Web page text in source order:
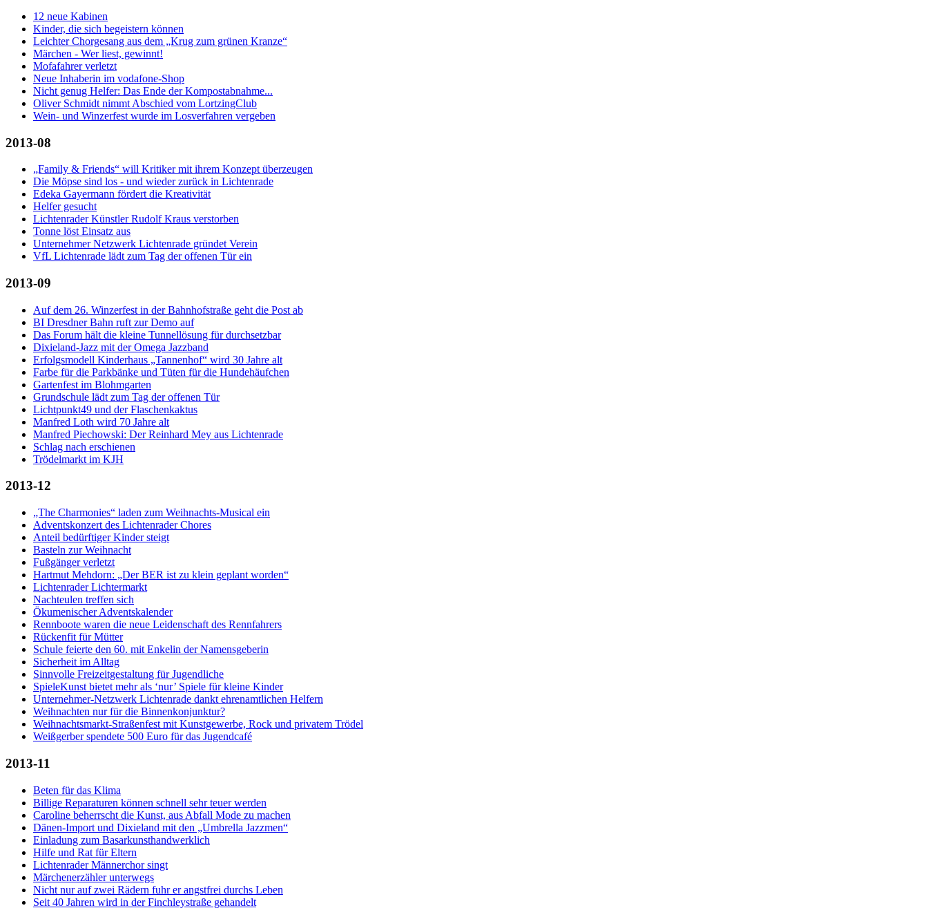
12 neue Kabinen
Kinder, die sich begeistern können
Leichter Chorgesang aus dem „Krug zum grünen Kranze“
Märchen - Wer liest, gewinnt!
Mofafahrer verletzt
Neue Inhaberin im vodafone-Shop
Nicht genug Helfer: Das Ende der Kompostabnahme...
Oliver Schmidt nimmt Abschied vom LortzingClub
Wein- und Winzerfest wurde im Losverfahren vergeben
2013-08
„Family & Friends“ will Kritiker mit ihrem Konzept überzeugen
Die Möpse sind los - und wieder zurück in Lichtenrade
Edeka Gayermann fördert die Kreativität
Helfer gesucht
Lichtenrader Künstler Rudolf Kraus verstorben
Tonne löst Einsatz aus
Unternehmer Netzwerk Lichtenrade gründet Verein
VfL Lichtenrade lädt zum Tag der offenen Tür ein
2013-09
Auf dem 26. Winzerfest in der Bahnhofstraße geht die Post ab
BI Dresdner Bahn ruft zur Demo auf
Das Forum hält die kleine Tunnellösung für durchsetzbar
Dixieland-Jazz mit der Omega Jazzband
Erfolgsmodell Kinderhaus „Tannenhof“ wird 30 Jahre alt
Farbe für die Parkbänke und Tüten für die Hundehäufchen
Gartenfest im Blohmgarten
Grundschule lädt zum Tag der offenen Tür
Lichtpunkt49 und der Flaschenkaktus
Manfred Loth wird 70 Jahre alt
Manfred Piechowski: Der Reinhard Mey aus Lichtenrade
Schlag nach erschienen
Trödelmarkt im KJH
2013-12
„The Charmonies“ laden zum Weihnachts-Musical ein
Adventskonzert des Lichtenrader Chores
Anteil bedürftiger Kinder steigt
Basteln zur Weihnacht
Fußgänger verletzt
Hartmut Mehdorn: „Der BER ist zu klein geplant worden“
Lichtenrader Lichtermarkt
Nachteulen treffen sich
Ökumenischer Adventskalender
Rennboote waren die neue Leidenschaft des Rennfahrers
Rückenfit für Mütter
Schule feierte den 60. mit Enkelin der Namensgeberin
Sicherheit im Alltag
Sinnvolle Freizeitgestaltung für Jugendliche
SpieleKunst bietet mehr als ‘nur’ Spiele für kleine Kinder
Unternehmer-Netzwerk Lichtenrade dankt ehrenamtlichen Helfern
Weihnachten nur für die Binnenkonjunktur?
Weihnachtsmarkt-Straßenfest mit Kunstgewerbe, Rock und privatem Trödel
Weißgerber spendete 500 Euro für das Jugendcafé
2013-11
Beten für das Klima
Billige Reparaturen können schnell sehr teuer werden
Caroline beherrscht die Kunst, aus Abfall Mode zu machen
Dänen-Import und Dixieland mit den „Umbrella Jazzmen“
Einladung zum Basarkunsthandwerklich
Hilfe und Rat für Eltern
Lichtenrader Männerchor singt
Märchenerzähler unterwegs
Nicht nur auf zwei Rädern fuhr er angstfrei durchs Leben
Seit 40 Jahren wird in der Finchleystraße gehandelt